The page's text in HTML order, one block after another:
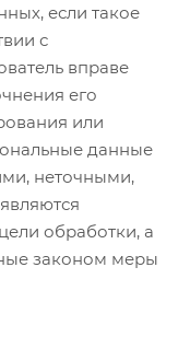
если такое
с
вправе
его
или
данные
неточными,
обработки, а
законом меры